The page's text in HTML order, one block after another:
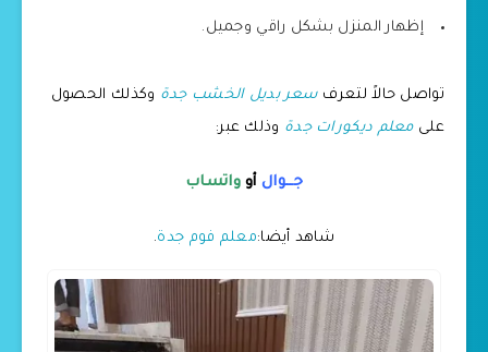
إظهار المنزل بشكل راقي وجميل.
تواصل حالاً لتعرف سعر بديل الخشب جدة وكذلك الحصول
علىمعلم ديكورات جدة وذلك عبر:
جــوالأوواتساب
شاهد أيضا:معلم فوم جدة.